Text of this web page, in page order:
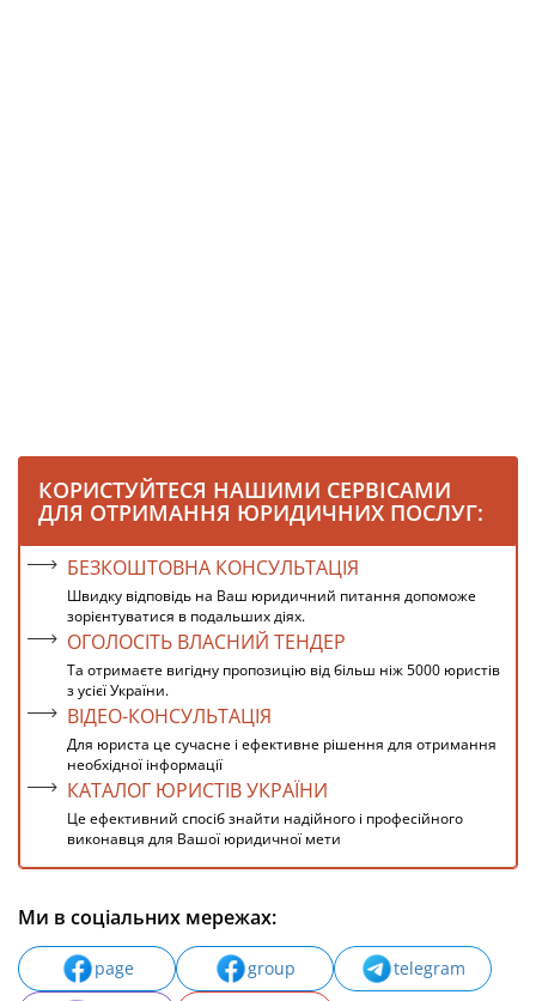
КОРИСТУЙТЕСЯ НАШИМИ СЕРВІСАМИ
ДЛЯ ОТРИМАННЯ ЮРИДИЧНИХ ПОСЛУГ:
БЕЗКОШТОВНА КОНСУЛЬТАЦІЯ
Швидку відповідь на Ваш юридичний питання допоможе
зорієнтуватися в подальших діях.
ОГОЛОСІТЬ ВЛАСНИЙ ТЕНДЕР
Та отримаєте вигідну пропозицію від більш ніж 5000 юристів
з усієї України.
ВІДЕО-КОНСУЛЬТАЦІЯ
Для юриста це сучасне і ефективне рішення для отримання
необхідної інформації
КАТАЛОГ ЮРИСТІВ УКРАЇНИ
Це ефективний спосіб знайти надійного і професійного
виконавця для Вашої юридичної мети
Ми в соціальних мережах:
page group
telegram